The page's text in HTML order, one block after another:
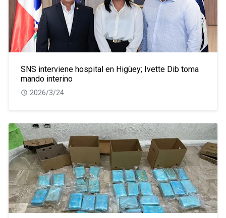
SNS interviene hospital en Higüey; Ivette Dib toma
mando interino
2026/3/24